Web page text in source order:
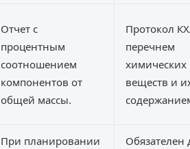
Отчет с
процентным
соотношением
компонентов от
общей массы.
Протокол
перечнем
химических
веществ и
При планировании
Обязателен